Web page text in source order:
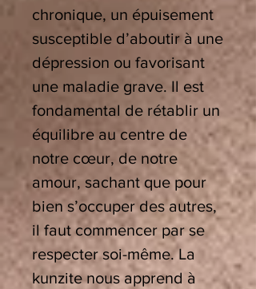
chronique, un épuisement
susceptible d’aboutir à une
dépression ou favorisant
une maladie grave. Il est
fondamental de rétablir un
équilibre au centre de
notre cœur, de notre
amour, sachant que pour
bien s’occuper des autres,
il faut commencer par se
respecter soi-même. La
kunzite nous apprend à